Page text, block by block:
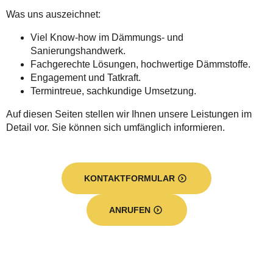
Was uns auszeichnet:
Viel Know-how im Dämmungs- und
Sanierungshandwerk.
Fachgerechte Lösungen, hochwertige Dämmstoffe.
Engagement und Tatkraft.
Termintreue, sachkundige Umsetzung.
Auf diesen Seiten stellen wir Ihnen unsere Leistungen im
Detail vor. Sie können sich umfänglich informieren.
KONTAKTFORMULAR
ANRUFEN